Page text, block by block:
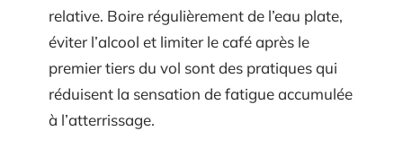
relative. Boire régulièrement de l’eau plate,
éviter l’alcool et limiter le café après le
premier tiers du vol sont des pratiques qui
réduisent la sensation de fatigue accumulée
à l’atterrissage.